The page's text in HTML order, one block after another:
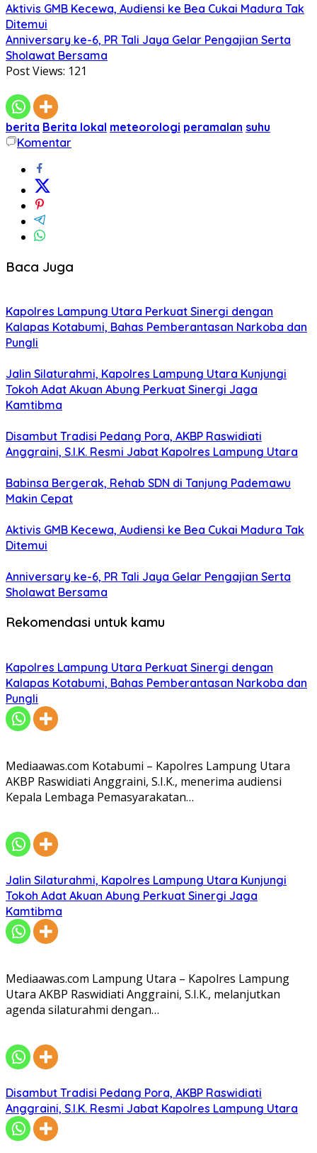
Aktivis GMB Kecewa, Audiensi ke Bea Cukai Madura Tak
Ditemui
Anniversary ke-6, PR Tali Jaya Gelar Pengajian Serta
Sholawat Bersama
Post Views: 121
berita Berita lokal meteorologi peramalan suhu
Komentar
Baca Juga
Kapolres Lampung Utara Perkuat Sinergi dengan
Kalapas Kotabumi, Bahas Pemberantasan Narkoba dan
Pungli
Jalin Silaturahmi, Kapolres Lampung Utara Kunjungi
Tokoh Adat Akuan Abung Perkuat Sinergi Jaga
Kamtibma
Disambut Tradisi Pedang Pora, AKBP Raswidiati
Anggraini, S.I.K. Resmi Jabat Kapolres Lampung Utara
Babinsa Bergerak, Rehab SDN di Tanjung Pademawu
Makin Cepat
Aktivis GMB Kecewa, Audiensi ke Bea Cukai Madura Tak
Ditemui
Anniversary ke-6, PR Tali Jaya Gelar Pengajian Serta
Sholawat Bersama
Rekomendasi untuk kamu
Kapolres Lampung Utara Perkuat Sinergi dengan
Kalapas Kotabumi, Bahas Pemberantasan Narkoba dan
Pungli
Mediaawas.com Kotabumi – Kapolres Lampung Utara
AKBP Raswidiati Anggraini, S.I.K., menerima audiensi
Kepala Lembaga Pemasyarakatan…
Jalin Silaturahmi, Kapolres Lampung Utara Kunjungi
Tokoh Adat Akuan Abung Perkuat Sinergi Jaga
Kamtibma
Mediaawas.com Lampung Utara – Kapolres Lampung
Utara AKBP Raswidiati Anggraini, S.I.K., melanjutkan
agenda silaturahmi dengan…
Disambut Tradisi Pedang Pora, AKBP Raswidiati
Anggraini, S.I.K. Resmi Jabat Kapolres Lampung Utara